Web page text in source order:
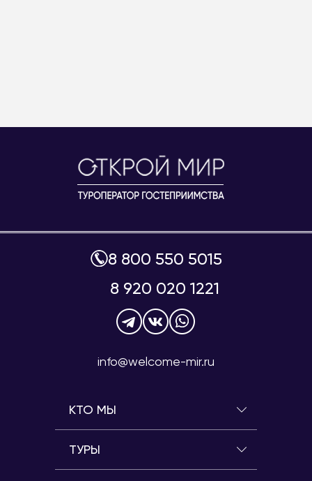
8 800 550 5015
8 920 020 1221
info@welcome-mir.ru
КТО МЫ
ТУРЫ